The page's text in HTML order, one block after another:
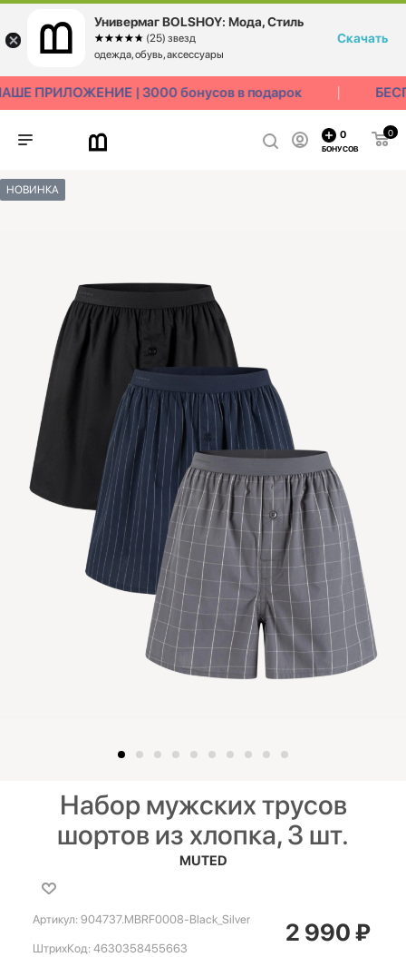
ПРИЛОЖЕНИЕ | 3000 бонусов в подарок
0
0
БОНУСОВ
НОВИНКА
Набор мужских трусов
шортов из хлопка, 3 шт.
MUTED
Артикул: 904737.MBRF0008-Black_Silver
ШтрихКод: 4630358455663
2 990₽
Универмаг BOLSHOY: Мода, Стиль
☆☆☆☆☆
★★★★★ (25) звезд
одежда, обувь, аксессуары
Скачать